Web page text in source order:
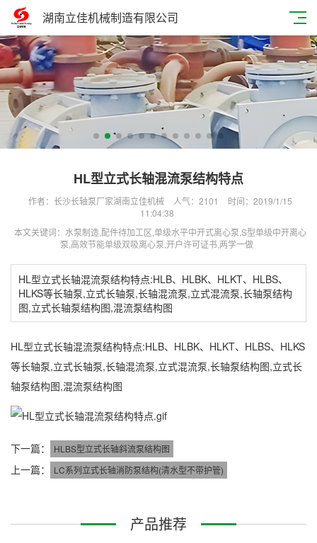
湖南立佳机械制造有限公司
HL型立式长轴混流泵结构特点
作者：长沙长轴泵厂家湖南立佳机械 人气： 2101
时间：2019/1/15
11:04:38
本文关键词：水泵制造,配件待加工区,单级水平中开式离心泵,S型单级中开离心
泵,高效节能单级双吸离心泵,开户许可证书,两学一做
HL型立式长轴混流泵结构特点:HLB、HLBK、HLKT、HLBS、
HLKS等长轴泵,立式长轴泵,长轴混流泵,立式混流泵,长轴泵结构
图,立式长轴泵结构图,混流泵结构图
HL型立式长轴混流泵结构特点:HLB、HLBK、HLKT、HLBS、HLKS
等长轴泵,立式长轴泵,长轴混流泵,立式混流泵,长轴泵结构图,立式长
轴泵结构图,混流泵结构图
下一篇： HLBS型立式长轴斜流泵结构图
上一篇： LC系列立式长轴消防泵结构(清水型不带护管)
产品推荐